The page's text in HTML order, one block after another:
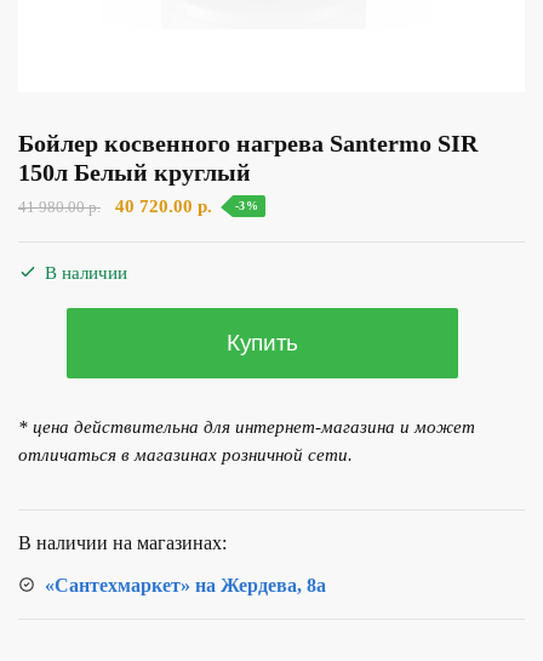
Бойлер косвенного нагрева Santermo SIR
150л Белый круглый
41 980.00р.
Первоначальная
40 720.00 р. Текущая
-3%
В наличии
Бойлер косвенного нагрева
SIR
150л Белый круглый
Купить
* цена действительна для интернет-магазина и может
отличаться в магазинах розничной сети.
В наличии на магазинах:
«Сантехмаркет» на Жердева, 8а